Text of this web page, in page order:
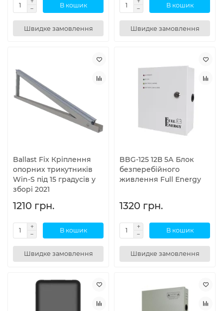
В кошик
Швидке замовлення
В кошик
Швидке замовлення
Ballast Fix Кріплення
опорних трикутників
Win-S під 15 градусів у
зборі 2021
1210 грн.
В кошик
Швидке замовлення
BBG-125 12В 5А Блок
безперебійного
живлення Full Energy
1320 грн.
В кошик
Швидке замовлення